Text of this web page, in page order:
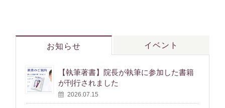
お知らせ イベント
【執筆著書】院長が執筆に参加した書籍
が刊行されました
2026.07.15